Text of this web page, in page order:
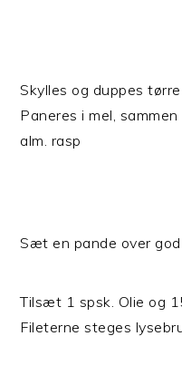
Skylles og duppes
Paneres i mel,
alm. rasp
Sæt en pande over
Tilsæt 1 spsk. Olie og
Fileterne steges